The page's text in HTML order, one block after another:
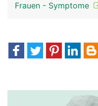
Frauen - Symptome